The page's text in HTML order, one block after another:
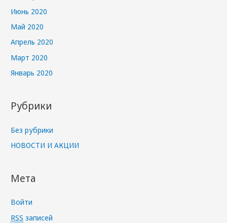
Июнь 2020
Май 2020
Апрель 2020
Март 2020
Январь 2020
Рубрики
Без рубрики
НОВОСТИ И АКЦИИ
Мета
Войти
RSS записей